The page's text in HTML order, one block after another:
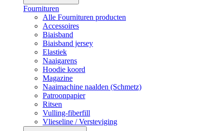
Fournituren
Alle Fournituren producten
Accessoires
Biaisband
Biaisband jersey
Elastiek
Naaigarens
Hoodie koord
Magazine
Naaimachine naalden (Schmetz)
Patroonpapier
Ritsen
Vulling-fiberfill
Vlieseline / Versteviging